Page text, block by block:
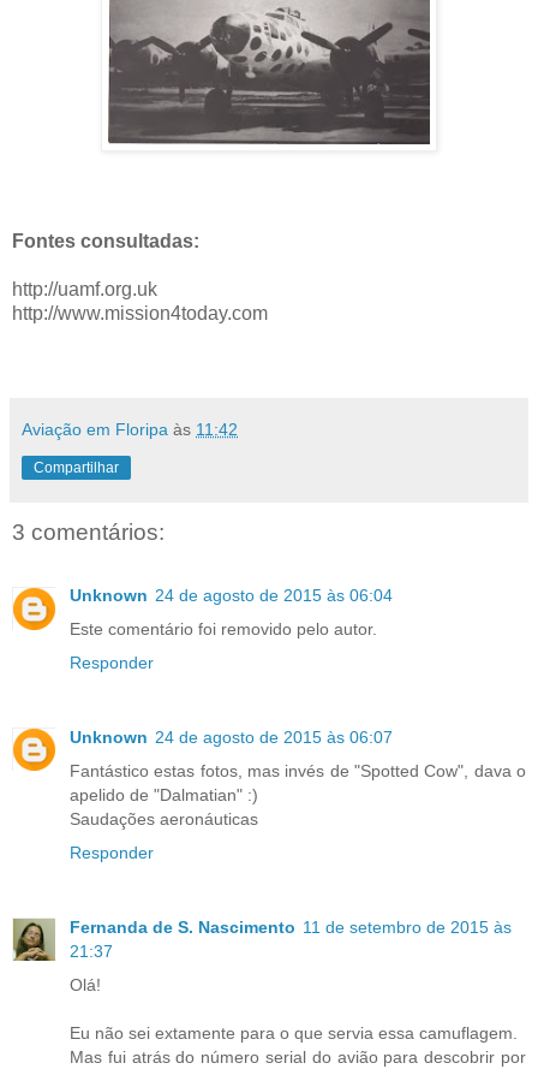
Fontes consultadas:
http://uamf.org.uk
http://www.mission4today.com
Aviação em Floripa às 11:42
Compartilhar
3 comentários:
Unknown 24 de agosto de 2015 às 06:04
Este comentário foi removido pelo autor.
Responder
Unknown 24 de agosto de 2015 às 06:07
Fantástico estas fotos, mas invés de "Spotted Cow", dava o
apelido de "Dalmatian" :)
Saudações aeronáuticas
Responder
Fernanda de S. Nascimento 11 de setembro de 2015 às
21:37
Olá!
Eu não sei extamente para o que servia essa camuflagem.
Mas fui atrás do número serial do avião para descobrir por